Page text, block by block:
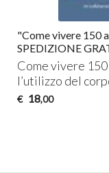
"Come vivere 150
SPEDIZIONE
Come vivere
l’utilizzo del
€ 18,00